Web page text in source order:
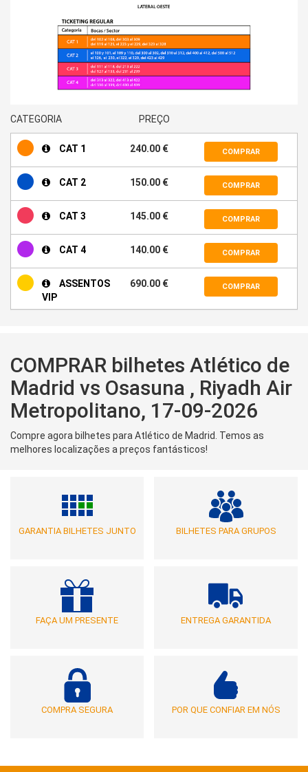
CATEGORIA PREÇO
CAT 1 240.00 € COMPRAR
CAT 2 150.00 € COMPRAR
CAT 3 145.00 € COMPRAR
CAT 4 140.00 € COMPRAR
ASSENTOS
VIP
690.00 € COMPRAR
COMPRAR bilhetes Atlético de
Madrid vs Osasuna , Riyadh Air
Metropolitano, 17-09-2026
Compre agora bilhetes para Atlético de Madrid. Temos as
melhores localizações a preços fantásticos!
GARANTIA BILHETES JUNTO BILHETES PARA GRUPOS
FAÇA UM PRESENTE ENTREGA GARANTIDA
COMPRA SEGURA POR QUE CONFIAR EM NÓS